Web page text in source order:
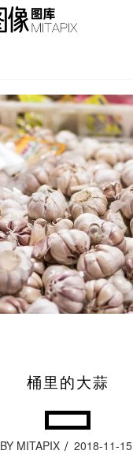
桶里的大蒜
BY MITAPIX 2018-11-15